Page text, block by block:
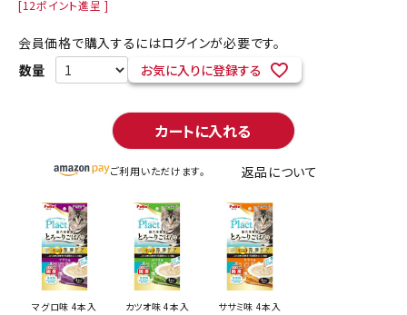
[12ポイント進呈 ]
会員価格で購入するにはログインが必要です。
お気に入りに登録する
カートに入れる
ご利用いただけます。 返品について
マグロ味 4本入 カツオ味 4本入 ササミ味 4本入